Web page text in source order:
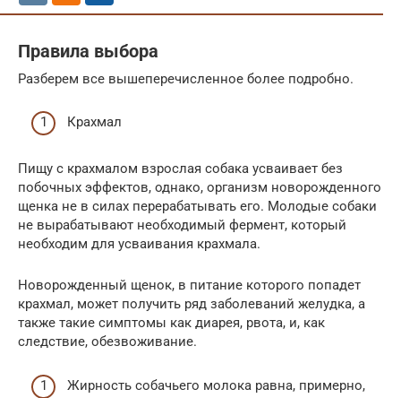
Правила выбора
Разберем все вышеперечисленное более подробно.
Крахмал
Пищу с крахмалом взрослая собака усваивает без
побочных эффектов, однако, организм новорожденного
щенка не в силах перерабатывать его. Молодые собаки
не вырабатывают необходимый фермент, который
необходим для усваивания крахмала.
Новорожденный щенок, в питание которого попадет
крахмал, может получить ряд заболеваний желудка, а
также такие симптомы как диарея, рвота, и, как
следствие, обезвоживание.
Жирность собачьего молока равна, примерно,